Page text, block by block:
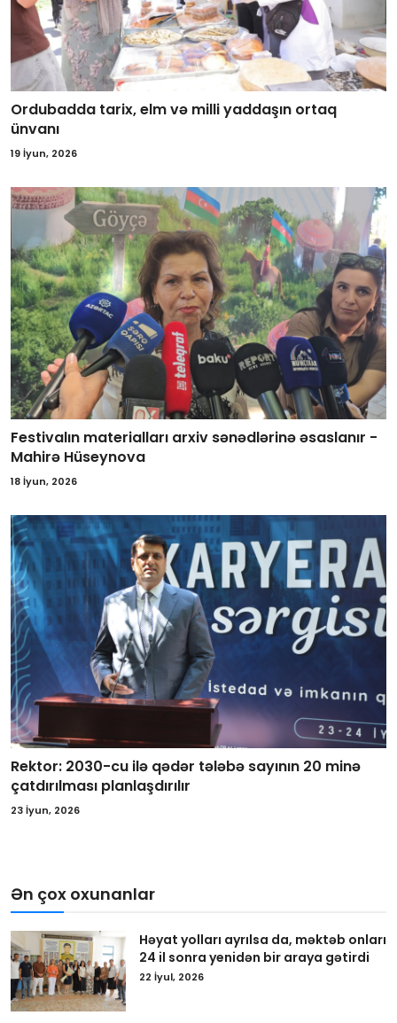
Ordubadda tarix, elm və milli yaddaşın ortaq
ünvanı
19 İyun, 2026
Festivalın materialları arxiv sənədlərinə əsaslanır -
Mahirə Hüseynova
18 İyun, 2026
Rektor: 2030-cu ilə qədər tələbə sayının 20 minə
çatdırılması planlaşdırılır
23 İyun, 2026
Ən çox oxunanlar
Həyat yolları ayrılsa da, məktəb onları
24 il sonra yenidən bir araya gətirdi
22 İyul, 2026